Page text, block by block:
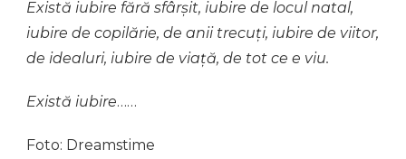
Există iubire fără sfârșit, iubire de locul natal,
iubire de copilărie, de anii trecuți, iubire de viitor,
de idealuri, iubire de viață, de tot ce e viu.
Există iubire……
Foto: Dreamstime